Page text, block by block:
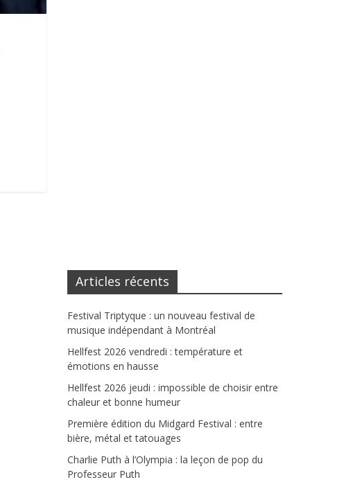
Articles récents
Festival Triptyque : un nouveau festival de
musique indépendant à Montréal
Hellfest 2026 vendredi : température et
émotions en hausse
Hellfest 2026 jeudi : impossible de choisir entre
chaleur et bonne humeur
Première édition du Midgard Festival : entre
bière, métal et tatouages
Charlie Puth à l’Olympia : la leçon de pop du
Professeur Puth